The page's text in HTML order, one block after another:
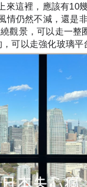
來這裡，應該有10
情仍然不減，還是
繞觀景，可以走一整
可以走強化玻璃平